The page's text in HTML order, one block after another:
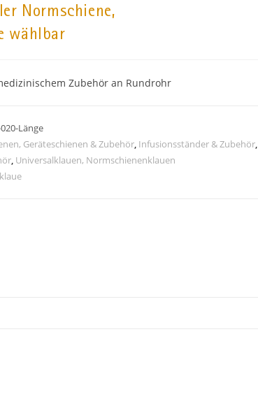
Normschiene,
wählbar
Zubehör an Rundrohr
Länge
Geräteschienen & Zubehör, Infusionsständer & Zubehör,
, Universalklauen, Normschienenklauen